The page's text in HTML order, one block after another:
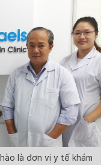
là đơn vị y tế khám